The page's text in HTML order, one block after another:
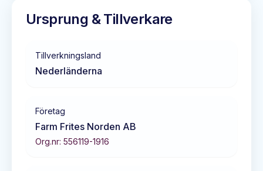
Ursprung & Tillverkare
Tillverkningsland
Nederländerna
Företag
Farm Frites Norden AB
Org.nr: 556119-1916